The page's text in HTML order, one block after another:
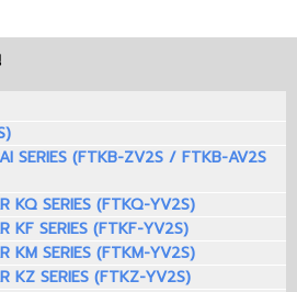
SERIES (FTKB-ZV2S / FTKB-AV2S
KQ SERIES (FTKQ-YV2S)
KF SERIES (FTKF-YV2S)
KM SERIES (FTKM-YV2S)
KZ SERIES (FTKZ-YV2S)